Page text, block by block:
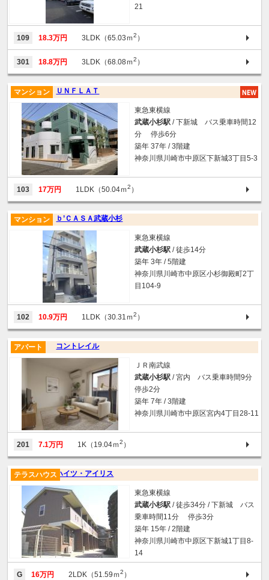
21
109 18.3万円 3LDK（65.03ｍ2 ）
301 18.8万円 3LDK（68.08ｍ2 ）
ＵＮＦＬＡＴ
マンション
東急東横線
武蔵小杉駅 / 下新城 バス乗車時間12
分 停歩6分
築年 37年 / 3階建
神奈川県川崎市中原区下新城3丁目5-3
103 17万円 1LDK（50.04ｍ2 ）
ｂ’ＣＡＳＡ武蔵小杉
マンション
東急東横線
武蔵小杉駅 / 徒歩14分
築年 3年 / 5階建
神奈川県川崎市中原区小杉御殿町2丁
目104-9
102 10.9万円 1LDK（30.31ｍ2 ）
コントレイル
アパート
ＪＲ南武線
武蔵小杉駅 / 宮内 バス乗車時間9分
停歩2分
築年 7年 / 3階建
神奈川県川崎市中原区宮内4丁目28-11
201 7.1万円 1K（19.04ｍ2 ）
ハイツ・アイリス
テラスハウス
東急東横線
武蔵小杉駅 / 徒歩34分 / 下新城 バス
乗車時間11分 停歩3分
築年 15年 / 2階建
神奈川県川崎市中原区下新城1丁目8-
14
G 16万円 2LDK（51.59ｍ2 ）